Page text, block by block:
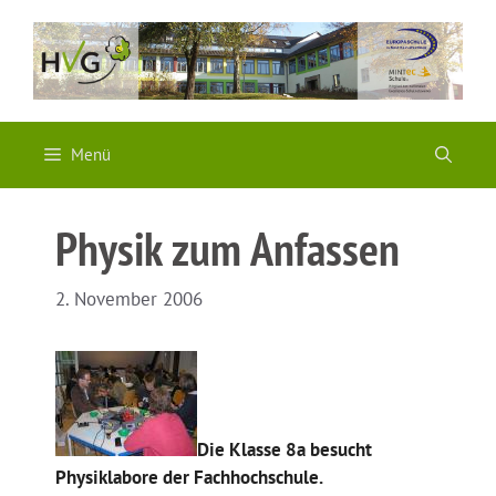
Inhalt
springen
Menü
Physik zum Anfassen
2. November 2006
Die Klasse 8a besucht
Physiklabore der Fachhochschule.